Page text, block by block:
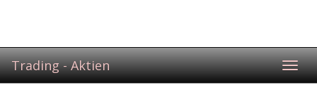
Trading - Aktien